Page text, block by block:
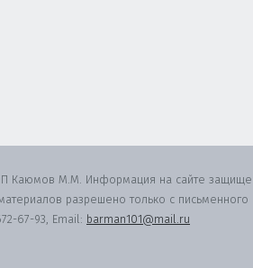
Каюмов М.М. Информация на сайте
разрешено только с письменного
67-93, Email: barman101@mail.ru